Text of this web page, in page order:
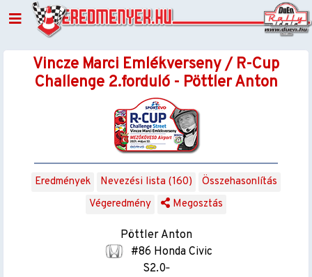
Vincze Marci Emlékverseny / R-Cup
Challenge 2.forduló - Pöttler Anton
Eredmények Nevezési lista (160)
Összehasonlítás
Végeredmény
Megosztás
Pöttler Anton
#86 Honda Civic
S2.0‐